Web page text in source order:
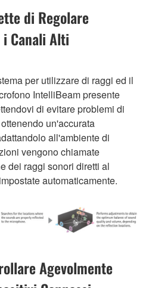
di Regolare
Canali Alti
per utilizzare di raggi ed il
IntelliBeam presente
di evitare problemi di
un'accurata
all'ambiente di
vengono chiamate
dei raggi sonori diretti al
automaticamente.
Agevolmente